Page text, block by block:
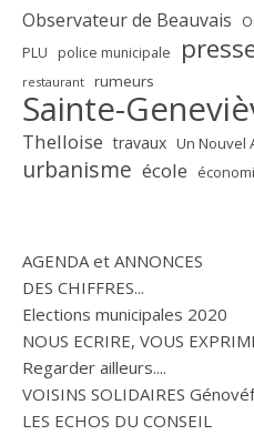
Observateur de Beauvais
PLU police municipale
restaurant rumeurs
Sainte-
Thelloise travaux Un Nouvel
urbanisme école
AGENDA et ANNONCES
DES CHIFFRES...
Elections municipales 2020
NOUS ECRIRE, VOUS
Regarder ailleurs....
VOISINS SOLIDAIRES
LES ECHOS DU CONSEIL